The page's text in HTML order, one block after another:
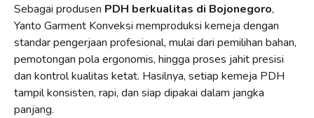
Sebagai produsen PDH berkualitas di Bojonegoro,
Yanto Garment Konveksi memproduksi kemeja dengan
standar pengerjaan profesional, mulai dari pemilihan bahan,
pemotongan pola ergonomis, hingga proses jahit presisi
dan kontrol kualitas ketat. Hasilnya, setiap kemeja PDH
tampil konsisten, rapi, dan siap dipakai dalam jangka
panjang.